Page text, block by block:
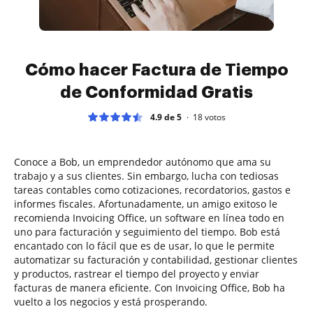
Cómo hacer Factura de Tiempo
de Conformidad Gratis
4.9 de 5 18votos
Conoce a Bob, un emprendedor autónomo que ama su
trabajo y a sus clientes. Sin embargo, lucha con tediosas
tareas contables como cotizaciones, recordatorios, gastos e
informes fiscales. Afortunadamente, un amigo exitoso le
recomienda Invoicing Office, un software en línea todo en
uno para facturación y seguimiento del tiempo. Bob está
encantado con lo fácil que es de usar, lo que le permite
automatizar su facturación y contabilidad, gestionar clientes
y productos, rastrear el tiempo del proyecto y enviar
facturas de manera eficiente. Con Invoicing Office, Bob ha
vuelto a los negocios y está prosperando.